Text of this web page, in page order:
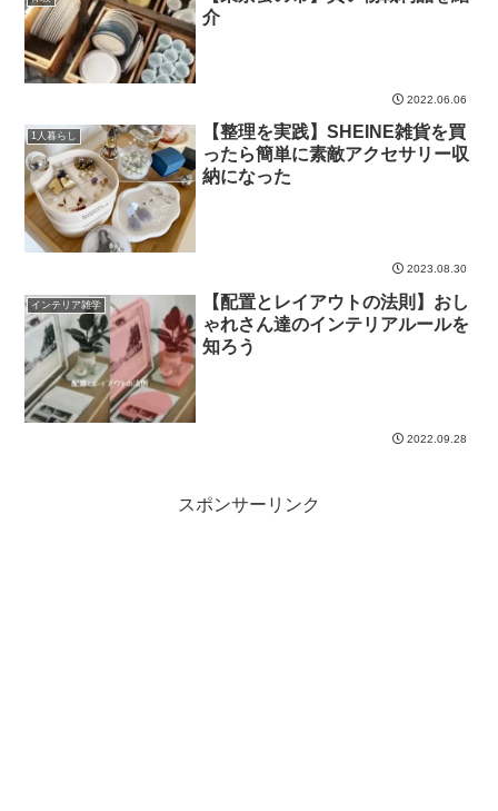
介
2022.06.06
1人暮らし
【整理を実践】SHEINE雑貨を買
ったら簡単に素敵アクセサリー収
納になった
2023.08.30
インテリア雑学
【配置とレイアウトの法則】おし
ゃれさん達のインテリアルールを
知ろう
2022.09.28
スポンサーリンク